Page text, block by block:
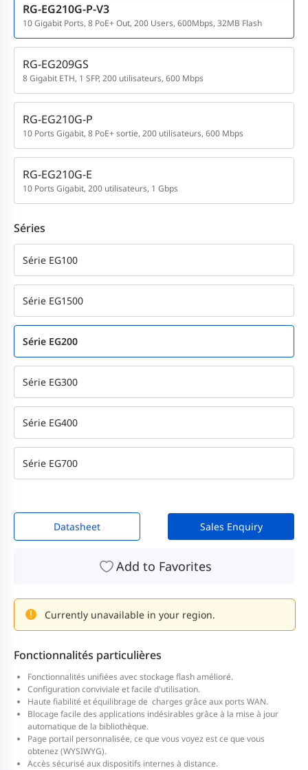
RG-EG210G-P-V3
10 Gigabit Ports, 8 PoE+ Out, 200 Users, 600Mbps, 32MB Flash
RG-EG209GS
8 Gigabit ETH, 1 SFP, 200 utilisateurs, 600 Mbps
RG-EG210G-P
10 Ports Gigabit, 8 PoE+ sortie, 200 utilisateurs, 600 Mbps
RG-EG210G-E
10 Ports Gigabit, 200 utilisateurs, 1 Gbps
Séries
Série EG100
Série EG1500
Série EG200
Série EG300
Série EG400
Série EG700
Datasheet Sales Enquiry
Add to Favorites
Currently unavailable in your region.
Fonctionnalités particulières
Fonctionnalités unifiées avec stockage flash amélioré.
Configuration conviviale et facile d'utilisation.
Haute fiabilité et équilibrage de charges grâce aux ports WAN.
Blocage facile des applications indésirables grâce à la mise à jour
automatique de la bibliothèque.
Page portail personnalisée, ce que vous voyez est ce que vous
obtenez (WYSIWYG).
Accès sécurisé aux dispositifs internes à distance.